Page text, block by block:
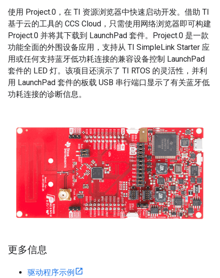
使用 Project.0，在 TI 资源浏览器中快速启动开发。借助 TI
基于云的工具的 CCS Cloud，只需使用网络浏览器即可构建
Project.0 并将其下载到 LaunchPad 套件。Project.0 是一款
功能全面的外围设备应用，支持从 TI SimpleLink Starter 应
用或任何支持蓝牙低功耗连接的兼容设备控制 LaunchPad
套件的 LED 灯。该项目还演示了 TI RTOS 的灵活性，并利
用 LaunchPad 套件的板载 USB 串行端口显示了有关蓝牙低
功耗连接的诊断信息。
更多信息
驱动程序示例